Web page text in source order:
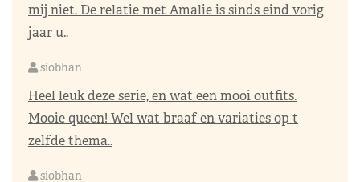
mij niet. De relatie met Amalie is sinds eind vorig
jaar u..
siobhan
Heel leuk deze serie, en wat een mooi outfits.
Mooie queen! Wel wat braaf en variaties op t
zelfde thema..
siobhan